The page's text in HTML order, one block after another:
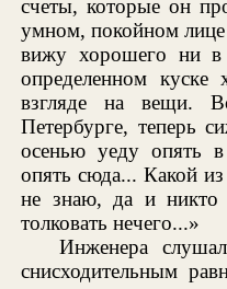
счеты, которые он
умном, покойном
вижу хорошего ни в
определенном куске
взгляде на вещи.
Петербурге, теперь
осенью уеду опять
опять сюда... Какой
не знаю, да и никто
толковать нечего...»
Инженера
снисходительным